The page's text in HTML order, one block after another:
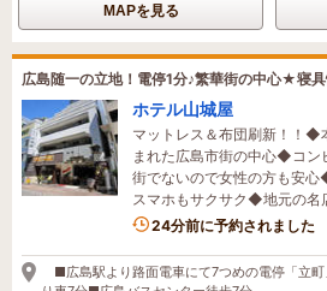
MAPを見る
広島随一の立地！電停1分♪繁華街の中心★寝
ホテル山城屋
マットレス＆布団刷新！！◆
まれた広島市街の中心◆コ
街でないので女性の方も安
スマホもサクサク◆地元の名
2名がこの宿を見ています
24分前に予約されました
■広島駅より路面電車にて7つめの電停「立